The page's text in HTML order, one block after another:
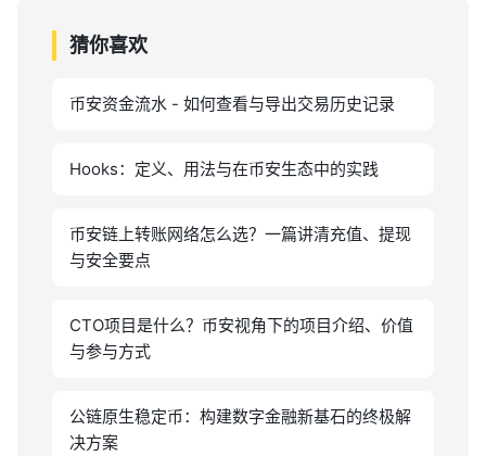
猜你喜欢
币安资金流水 - 如何查看与导出交易历史记录
Hooks：定义、用法与在币安生态中的实践
币安链上转账网络怎么选？一篇讲清充值、提现
与安全要点
CTO项目是什么？币安视角下的项目介绍、价值
与参与方式
公链原生稳定币：构建数字金融新基石的终极解
决方案